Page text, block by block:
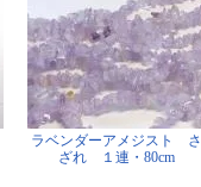
ラベンダーアメジスト さ
ざれ １連・80cm